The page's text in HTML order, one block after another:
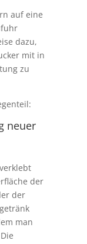
auf eine
dazu,
mit in
zu
neuer
der
der
man